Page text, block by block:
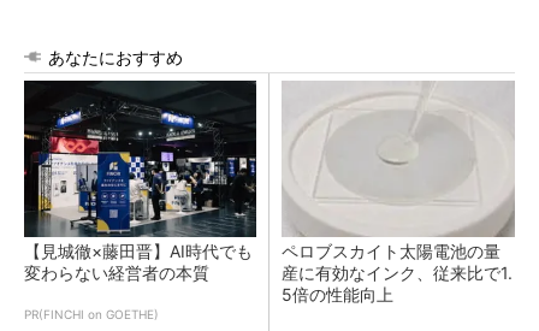
あなたにおすすめ
【見城徹×藤田晋】AI時代でも
変わらない経営者の本質
PR(FINCHI on GOETHE)
ペロブスカイト太陽電池の量
産に有効なインク、従来比で1.
5倍の性能向上